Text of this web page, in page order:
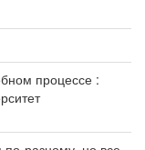
процессе :